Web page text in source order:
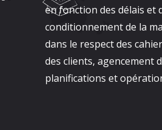
en fonction des délais et
conditionnement de la
dans le respect des
des clients, agencement
planifications et